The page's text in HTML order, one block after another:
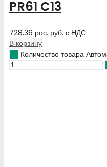
PR61 C13
728.36 рос. руб. с НДС
В корзину
Количество товара